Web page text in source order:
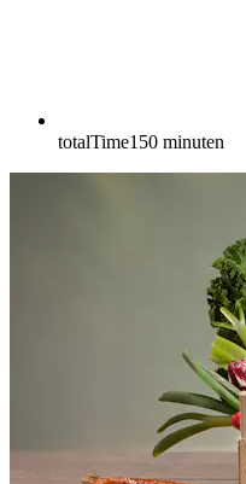
totalTime150 minuten